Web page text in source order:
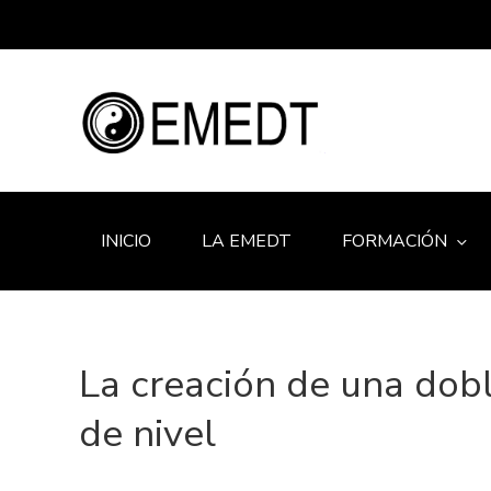
INICIO LA EMEDT FORMACIÓN
La creación de una
de nivel